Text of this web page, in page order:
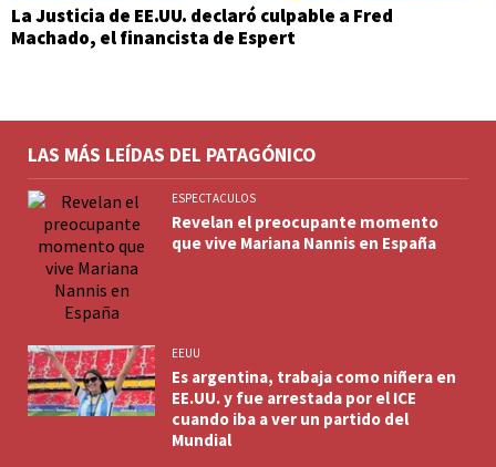
La Justicia de EE.UU. declaró culpable a Fred
Machado, el financista de Espert
LAS MÁS LEÍDAS DEL PATAGÓNICO
ESPECTACULOS
Revelan el preocupante momento
que vive Mariana Nannis en España
EEUU
Es argentina, trabaja como niñera en
EE.UU. y fue arrestada por el ICE
cuando iba a ver un partido del
Mundial